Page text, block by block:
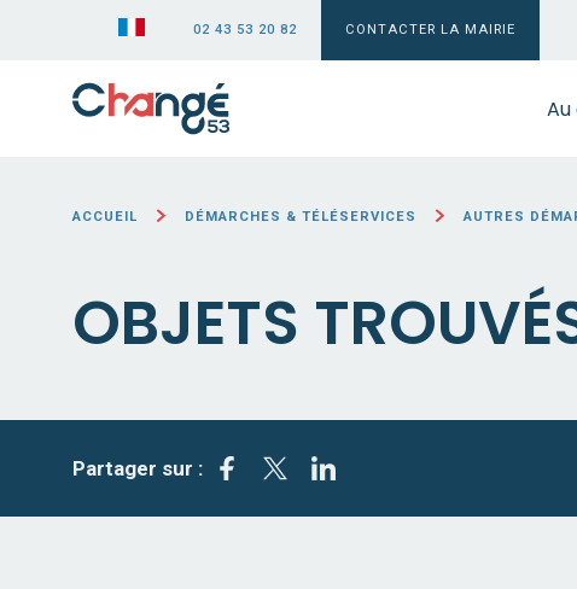
02 43 53 20 82 CONTACTER LA MAIRIE
ACCUEIL DÉMARCHES & TÉLÉSERVICES AUTRES
OBJETS
Partager sur :